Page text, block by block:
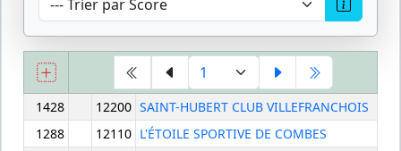
1428 12200 SAINT-HUBERT CLUB VILLEFRANCHOIS
1288
12110 L'ÉTOILE SPORTIVE DE COMBES